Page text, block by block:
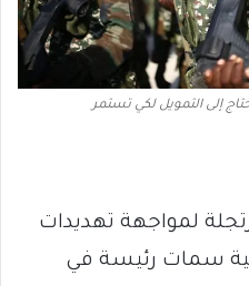
إلى التمويل لكي تستمر
لمواجهة تهديدات
سمات رئيسة في